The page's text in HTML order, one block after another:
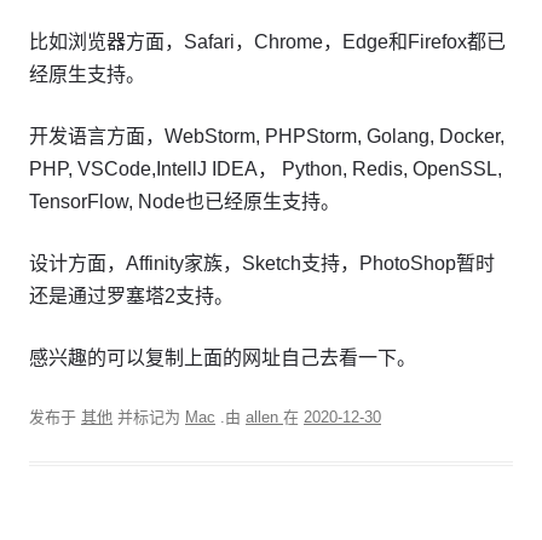
比如浏览器方面，Safari，Chrome，Edge和Firefox都已
经原生支持。
开发语言方面，WebStorm, PHPStorm, Golang, Docker,
PHP, VSCode,IntellJ IDEA， Python, Redis, OpenSSL,
TensorFlow, Node也已经原生支持。
设计方面，Affinity家族，Sketch支持，PhotoShop暂时
还是通过罗塞塔2支持。
感兴趣的可以复制上面的网址自己去看一下。
发布于 其他 并标记为 Mac .由 allen 在 2020-12-30